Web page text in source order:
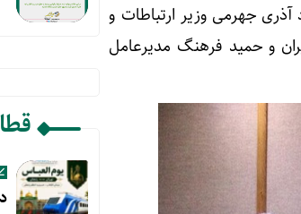
جهرمی وزیر ارتباطات و
و حمید فرهنگ مدیرعامل